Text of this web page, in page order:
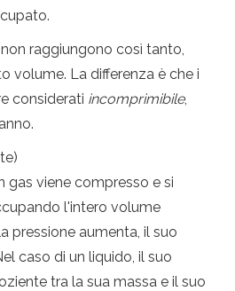
raggiungono così tanto,
volume. La differenza è che i
considerati incomprimibile,
gas viene compresso e si
l'intero volume
pressione aumenta, il suo
caso di un liquido, il suo
tra la sua massa e il suo